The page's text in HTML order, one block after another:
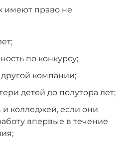
имеют право не
по конкурсу;
компании;
детей до полутора лет;
и колледжей, если они
впервые в течение